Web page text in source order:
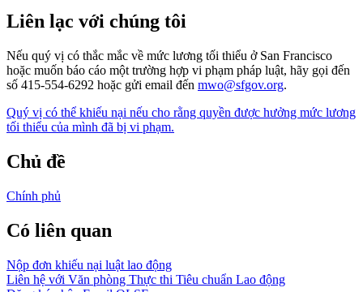
Liên lạc với chúng tôi
Nếu quý vị có thắc mắc về mức lương tối thiểu ở San Francisco
hoặc muốn báo cáo một trường hợp vi phạm pháp luật, hãy gọi đến
số 415-554-6292 hoặc gửi email đến mwo@sfgov.org.
Quý vị có thể khiếu nại nếu cho rằng quyền được hưởng mức lương
tối thiểu của mình đã bị vi phạm.
Chủ đề
Chính phủ
Có liên quan
Nộp đơn khiếu nại luật lao động
Liên hệ với Văn phòng Thực thi Tiêu chuẩn Lao động